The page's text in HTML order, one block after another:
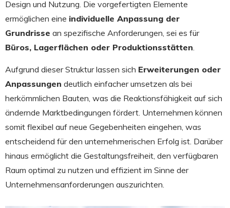
Design und Nutzung. Die vorgefertigten Elemente
ermöglichen eine individuelle Anpassung der
Grundrisse an spezifische Anforderungen, sei es für
Büros, Lagerflächen oder Produktionsstätten.
Aufgrund dieser Struktur lassen sich Erweiterungen oder
Anpassungen deutlich einfacher umsetzen als bei
herkömmlichen Bauten, was die Reaktionsfähigkeit auf sich
ändernde Marktbedingungen fördert. Unternehmen können
somit flexibel auf neue Gegebenheiten eingehen, was
entscheidend für den unternehmerischen Erfolg ist. Darüber
hinaus ermöglicht die Gestaltungsfreiheit, den verfügbaren
Raum optimal zu nutzen und effizient im Sinne der
Unternehmensanforderungen auszurichten.